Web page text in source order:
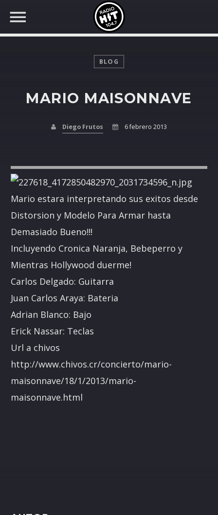
Facebook
Whatsapp
BLOG
MARIO MAISONNAVE
Diego Frutos 6 febrero 2013
Mario estara interpretando sus exitos desde
Distorsion y Modelo Para Armar hasta
Demasiado Bueno!!!
Incluyendo Cronica Naranja, Bebeperro y
Mientras Hollywood duerme!
Carlos Delgado: Guitarra
Juan Carlos Araya: Bateria
Adrian Blanco: Bajo
Erick Nassar: Teclas
Url a chivos
http://www.chivos.cr/concierto/mario-
maisonnave/18/1/2013/mario-
maisonnave.html